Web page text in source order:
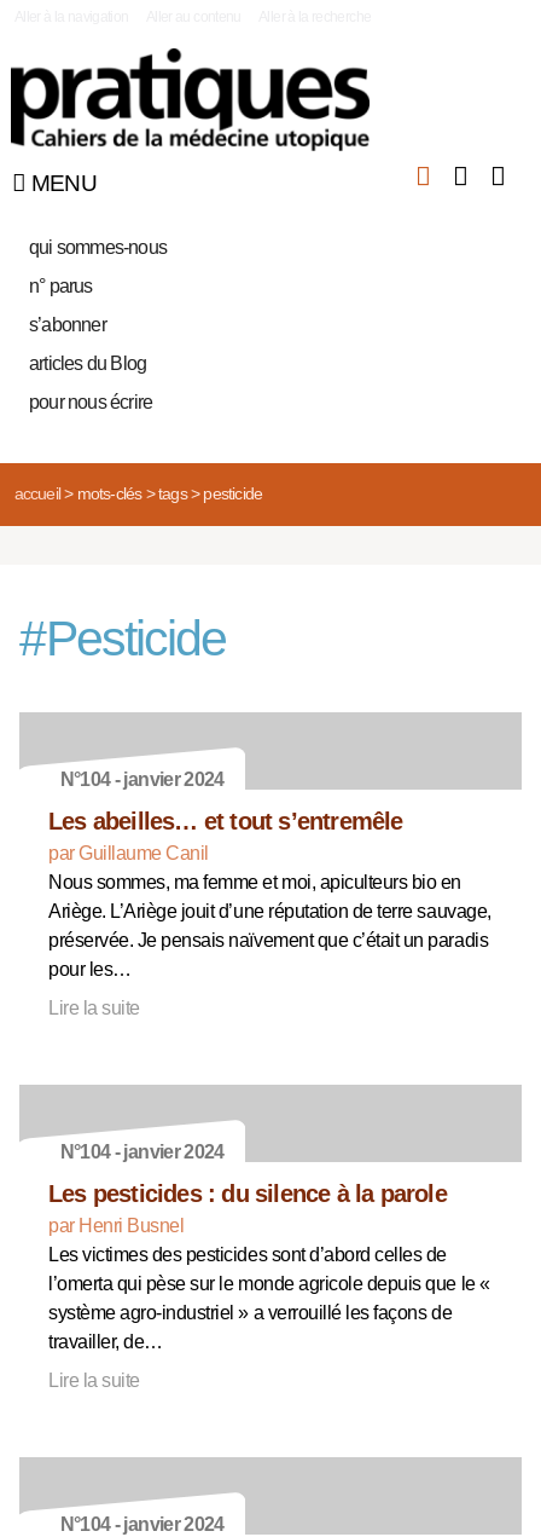
MENU
qui sommes-nous
n° parus
s’abonner
articles du Blog
pour nous écrire
accueil> mots-clés> tags> pesticide
#Pesticide
N°104 - janvier 2024
Les abeilles… et tout s’entremêle
par Guillaume Canil
Nous sommes, ma femme et moi, apiculteurs bio en
Ariège. L’Ariège jouit d’une réputation de terre sauvage,
préservée. Je pensais naïvement que c’était un paradis
pour les…
Lire la suite
N°104 - janvier 2024
Les pesticides : du silence à la parole
par Henri Busnel
Les victimes des pesticides sont d’abord celles de
l’omerta qui pèse sur le monde agricole depuis que le «
système agro-industriel » a verrouillé les façons de
travailler, de…
Lire la suite
N°104 - janvier 2024